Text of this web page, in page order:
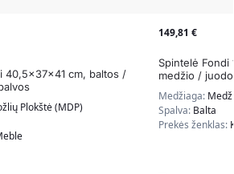
40,5x37x41 cm, baltos /
Plokštė (MDP)
149,81 €
Spintelė Fondi
medžio /
Medžiaga:
Spalva: Balta
Prekės ženklas: